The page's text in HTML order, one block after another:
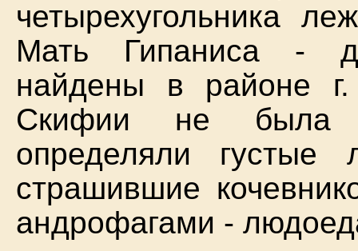
четырехугольника
Мать Гипаниса -
найдены в районе
Скифии не была
определяли густые
страшившие
андрофагами -